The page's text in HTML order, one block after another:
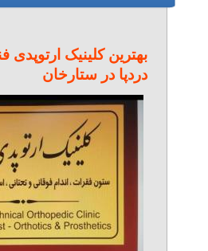
بهترین کلینیک ارتوپدی
دردپا در ستارخان